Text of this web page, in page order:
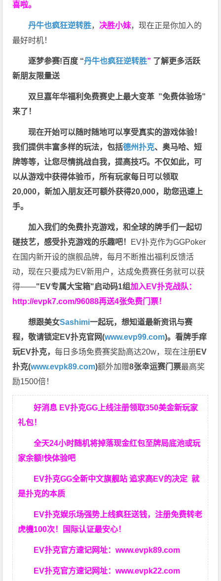
喜啦。
丹牛也疯狂逆转胜，决胜小妹，现在正是你加入的
最好时机！
逐梦参赛!百度 “丹牛也疯狂逆转胜” 了解更多活跃
新朋友限量送
双旦嘉年华福利免费赛史上最大变革 ”免费体验场”
来了！
现在开始可以随时随地可以享受真实的游戏体验！
我们提供丰富多样的玩法，包括德州扑克、奥马哈、短
牌等等，让您尽情挑战自我，提高技巧。不仅如此， 可
以从游戏中获得体验币，所有玩家每日可以领取
20,000，新加入朋友还可额外获得20,000，助您迅速上
手。
加入我们的免费扑克游戏，和全球的牌手们一起切
磋技艺，感受扑克游戏的乐趣吧！ EV扑克作为GGPoker
在国内新开设的旗舰品牌，每月不断推出福利反馈活
动，现在只要成为EV新用户，达成免费赛任务就可以获
得——"EV专属大宝箱"启动码1组加入EV扑克战队：
http://evpk7.com/96088再送4张免费门票！
想跟美女Sashimi一起玩，想知道最新资讯与赛
程，敬请锁定EV扑克官网(www.evp99.com)。看牌手痒
玩EV扑克，每日多场免费赛奖励高达20w，现在注册EV
扑克(www.evpk89.com)额外加赠8张幸运赛门票最高奖
励1500倍！
好消息 EV扑克GG上线注册领取350美金新玩家
礼包！
全天24小时随机将掉落现金红包至牌局底池或玩
家余额!快体验吧
EV扑克GG全新中文旗舰站 追求高EV的决定就
是扑克的本质
EV扑克娱乐场强势上线疯狂送钱，注册免费转老
虎機100次！国际认证最安心！
EV扑克官方速记网址：www.evpk89.com
EV扑克官方速记网址：www.evpk22.com